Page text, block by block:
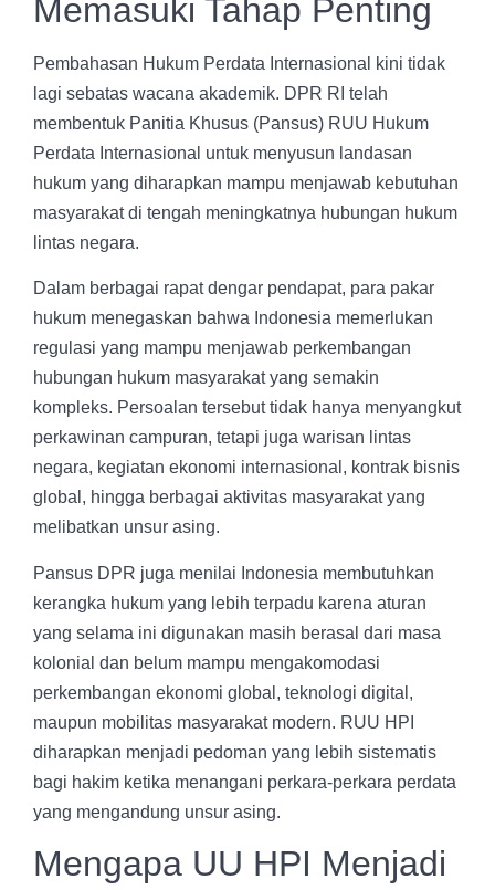
Memasuki Tahap Penting
Pembahasan Hukum Perdata Internasional kini tidak
lagi sebatas wacana akademik. DPR RI telah
membentuk Panitia Khusus (Pansus) RUU Hukum
Perdata Internasional untuk menyusun landasan
hukum yang diharapkan mampu menjawab kebutuhan
masyarakat di tengah meningkatnya hubungan hukum
lintas negara.
Dalam berbagai rapat dengar pendapat, para pakar
hukum menegaskan bahwa Indonesia memerlukan
regulasi yang mampu menjawab perkembangan
hubungan hukum masyarakat yang semakin
kompleks. Persoalan tersebut tidak hanya menyangkut
perkawinan campuran, tetapi juga warisan lintas
negara, kegiatan ekonomi internasional, kontrak bisnis
global, hingga berbagai aktivitas masyarakat yang
melibatkan unsur asing.
Pansus DPR juga menilai Indonesia membutuhkan
kerangka hukum yang lebih terpadu karena aturan
yang selama ini digunakan masih berasal dari masa
kolonial dan belum mampu mengakomodasi
perkembangan ekonomi global, teknologi digital,
maupun mobilitas masyarakat modern. RUU HPI
diharapkan menjadi pedoman yang lebih sistematis
bagi hakim ketika menangani perkara-perkara perdata
yang mengandung unsur asing.
Mengapa UU HPI Menjadi